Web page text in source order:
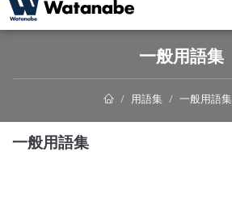
一般用語集
用語集 一般用語集
一般用語集